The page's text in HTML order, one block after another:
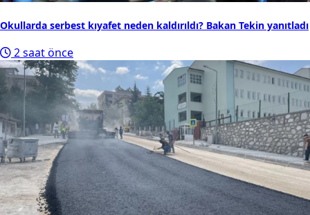
Okullarda serbest kıyafet neden kaldırıldı? Bakan Tekin yanıtladı
2 saat önce